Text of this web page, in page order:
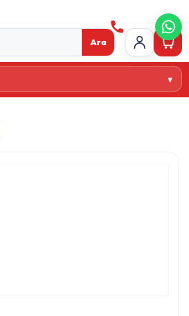
Ara